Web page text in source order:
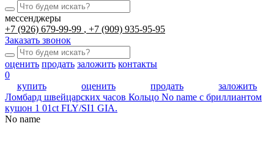
мессенджеры
+7 (926) 679-99-99
+7 (909) 935-95-95
Заказать звонок
оценить продать заложить контакты
0
купить
оценить продать
заложить
Ломбард швейцарских часов Кольцо No name с бриллиантом
кушон 1 01ct FLY/SI1 GIA.
No name